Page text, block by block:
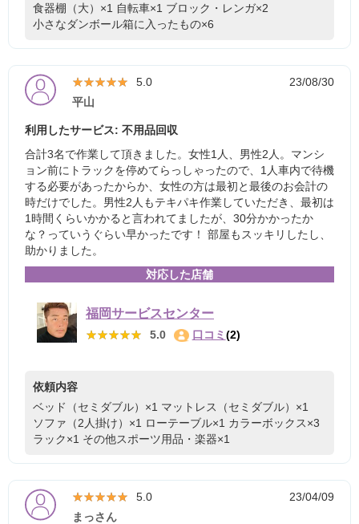
食器棚（大）×1 自転車×1 ブロック・レンガ×2
小さなダンボール箱に入ったもの×6
★★★★★
★★★★★ 5.0
23/08/30
平山
利用したサービス: 不用品回収
合計3名で作業して頂きました。女性1人、男性2人。マンシ
ョン前にトラックを停めてらっしゃったので、1人車内で待機
する必要があったからか、女性の方は最初と最後のお会計の
時だけでした。男性2人もテキパキ作業していただき、最初は
1時間くらいかかると言われてましたが、30分かかったか
な？っていうぐらい早かったです！ 部屋もスッキリしたし、
助かりました。
対応した店舗
福岡サービスセンター
★★★★★
★★★★★ 5.0 口コミ (2)
依頼内容
ベッド（セミダブル）×1 マットレス（セミダブル）×1
ソファ（2人掛け）×1 ローテーブル×1 カラーボックス×3
ラック×1 その他スポーツ用品・楽器×1
★★★★★
★★★★★ 5.0
23/04/09
まっさん